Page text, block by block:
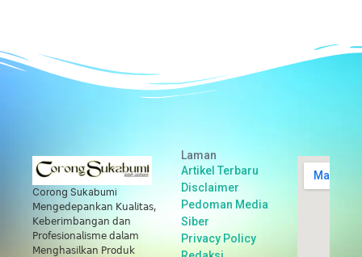
Corong Sukabumi
𝖬𝖾𝗇𝗀𝖾𝖽𝖾𝗉𝖺𝗇𝗄𝖺𝗇 𝖪𝗎𝖺𝗅𝗂𝗍𝖺𝗌,
𝖪𝖾𝖻𝖾𝗋𝗂𝗆𝖻𝖺𝗇𝗀𝖺𝗇 𝖽𝖺𝗇
𝖯𝗋𝗈𝖿𝖾𝗌𝗂𝗈𝗇𝖺𝗅𝗂𝗌𝗆𝖾 𝖽𝖺𝗅𝖺𝗆
𝖬𝖾𝗇𝗀𝗁𝖺𝗌𝗂𝗅𝗄𝖺𝗇 𝖯𝗋𝗈𝖽𝗎𝗄
Laman
Artikel Terbaru
Disclaimer
Pedoman Media
Siber
Privacy Policy